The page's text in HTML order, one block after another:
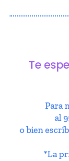
Te
Para
al
o bien
*La